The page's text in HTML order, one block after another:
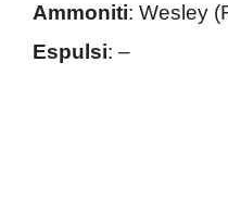
Ammoniti: Wesley
Espulsi: –